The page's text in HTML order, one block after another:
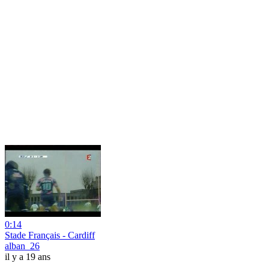
0:14
Stade Français - Cardiff
alban_26
il y a 19 ans